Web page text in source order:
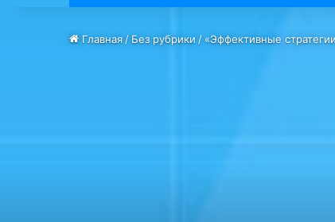
Главная/Без рубрики /«Эффективные